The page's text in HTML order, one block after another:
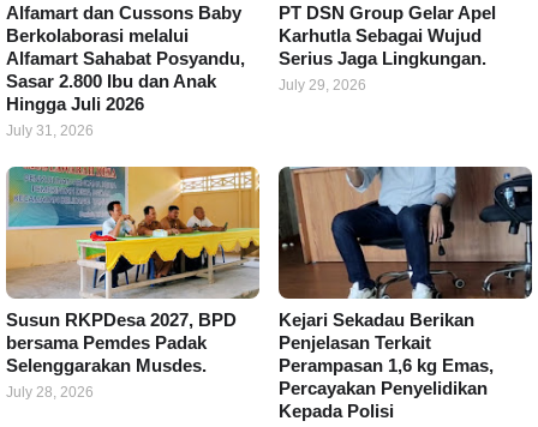
Alfamart dan Cussons Baby
Berkolaborasi melalui
Alfamart Sahabat Posyandu,
Sasar 2.800 Ibu dan Anak
Hingga Juli 2026
July 31, 2026
PT DSN Group Gelar Apel
Karhutla Sebagai Wujud
Serius Jaga Lingkungan.
July 29, 2026
Susun RKPDesa 2027, BPD
bersama Pemdes Padak
Selenggarakan Musdes.
July 28, 2026
Kejari Sekadau Berikan
Penjelasan Terkait
Perampasan 1,6 kg Emas,
Percayakan Penyelidikan
Kepada Polisi